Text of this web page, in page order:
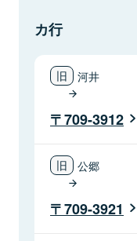
カ行
河井
709-3912
公郷
709-3921